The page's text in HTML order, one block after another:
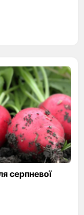
серпневої